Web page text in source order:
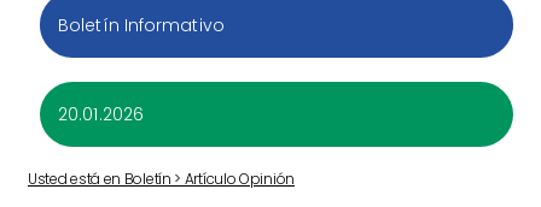
Boletín Informativo
20.01.2026
Usted está en Boletín > Artículo Opinión